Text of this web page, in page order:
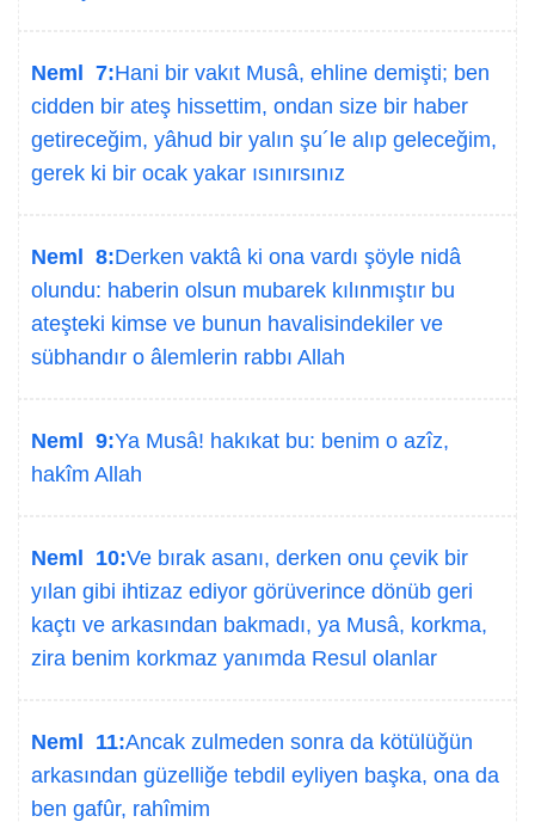
Neml 7:Hani bir vakıt Musâ, ehline demişti; ben
cidden bir ateş hissettim, ondan size bir haber
getireceğim, yâhud bir yalın şu´le alıp geleceğim,
gerek ki bir ocak yakar ısınırsınız
Neml 8:Derken vaktâ ki ona vardı şöyle nidâ
olundu: haberin olsun mubarek kılınmıştır bu
ateşteki kimse ve bunun havalisindekiler ve
sübhandır o âlemlerin rabbı Allah
Neml 9:Ya Musâ! hakıkat bu: benim o azîz,
hakîm Allah
Neml 10:Ve bırak asanı, derken onu çevik bir
yılan gibi ihtizaz ediyor görüverince dönüb geri
kaçtı ve arkasından bakmadı, ya Musâ, korkma,
zira benim korkmaz yanımda Resul olanlar
Neml 11:Ancak zulmeden sonra da kötülüğün
arkasından güzelliğe tebdil eyliyen başka, ona da
ben gafûr, rahîmim